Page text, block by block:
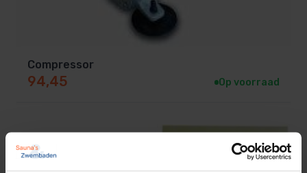
Compressor
94,45 Op voorraad